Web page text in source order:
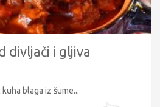
divljači i gljiva
blaga iz šume...